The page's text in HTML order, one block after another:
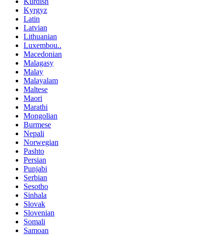
Kyrgyz
Latin
Latvian
Lithuanian
Luxembou..
Macedonian
Malagasy
Malay
Malayalam
Maltese
Maori
Marathi
Mongolian
Burmese
Nepali
Norwegian
Pashto
Persian
Punjabi
Serbian
Sesotho
Sinhala
Slovak
Slovenian
Somali
Samoan